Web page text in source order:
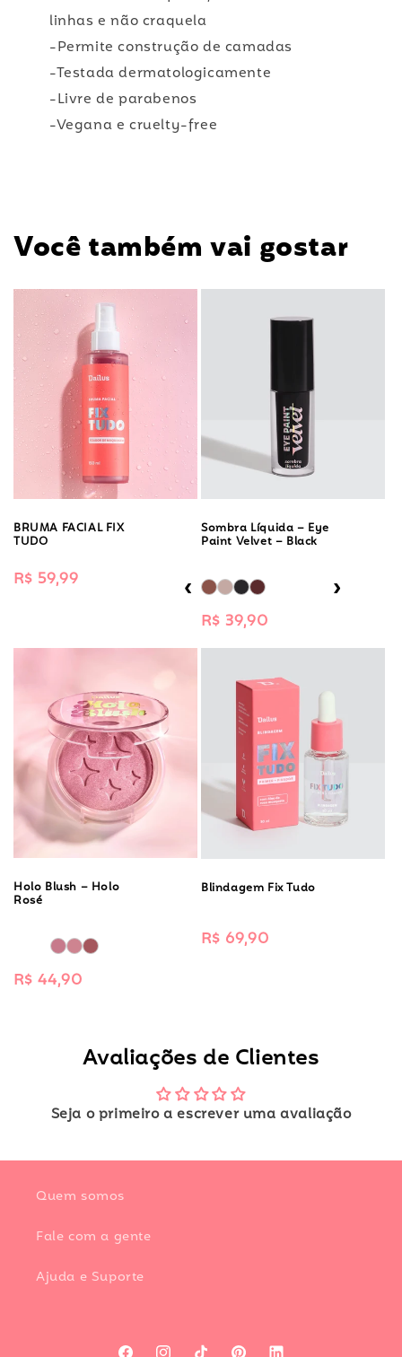
linhas e não craquela
-Permite construção de camadas
-Testada dermatologicamente
-Livre de parabenos
-Vegana e cruelty-free
Você também vai gostar
BRUMA FACIAL FIX
TUDO
Preço
R$ 59,99
Sombra Líquida – Eye
Paint Velvet – Black
‹ ›
Preço
R$ 39,90
Holo Blush – Holo
Rosé
Preço
R$ 44,90
Blindagem Fix Tudo
Preço
R$ 69,90
Avaliações de Clientes
Seja o primeiro a escrever uma avaliação
Quem somos
Fale com a gente
Ajuda e Suporte